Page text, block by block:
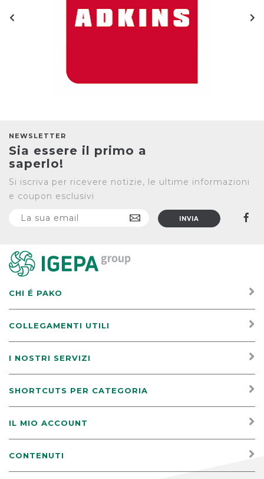
NEWSLETTER
Sia essere il primo a
saperlo!
Si iscriva per ricevere notizie, le ultime informazioni
e coupon esclusivi
CHI É PAKO
COLLEGAMENTI UTILI
I NOSTRI SERVIZI
SHORTCUTS PER CATEGORIA
IL MIO ACCOUNT
CONTENUTI